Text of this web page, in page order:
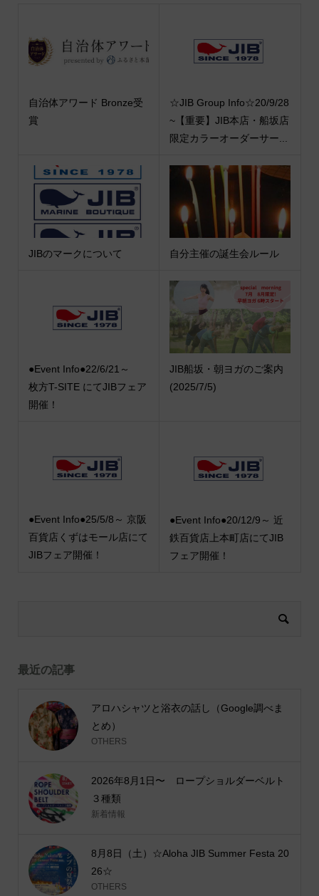
自治体アワード Bronze受
賞
☆JIB Group Info☆20/9/28
~【重要】JIB本店・船坂店
限定カラーオーダーサー...
JIBのマークについて 自分主催の誕生会ルール
●Event Info●22/6/21～
枚方T-SITE にてJIBフェア
開催！
JIB船坂・朝ヨガのご案内
(2025/7/5)
●Event Info●25/5/8～ 京阪
百貨店くずはモール店にて
JIBフェア開催！
●Event Info●20/12/9～ 近
鉄百貨店上本町店にてJIB
フェア開催！
最近の記事
アロハシャツと浴衣の話し（Google調べま
とめ）
OTHERS
2026年8月1日〜 ロープショルダーベルト
３種類
新着情報
8月8日（土）☆Aloha JIB Summer Festa 20
26☆
OTHERS